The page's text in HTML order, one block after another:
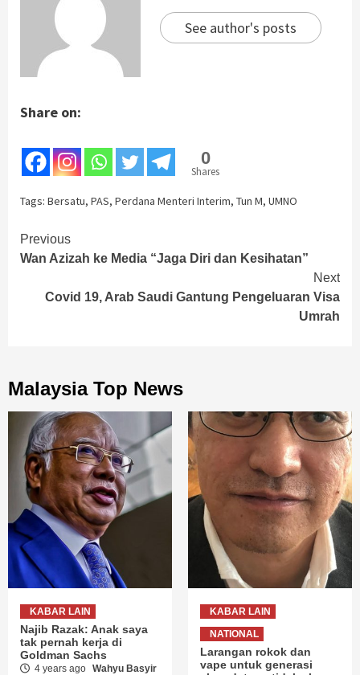
See author's posts
Share on:
0
Shares
Tags: Bersatu, PAS, Perdana Menteri Interim, Tun M, UMNO
Continue
Reading
Previous
Wan Azizah ke Media “Jaga Diri dan Kesihatan”
Next
Covid 19, Arab Saudi Gantung Pengeluaran Visa
Umrah
Malaysia Top News
KABAR LAIN
Najib Razak: Anak saya
tak pernah kerja di
Goldman Sachs
4 years ago Wahyu Basyir
KABAR LAIN
NATIONAL
Larangan rokok dan
vape untuk generasi